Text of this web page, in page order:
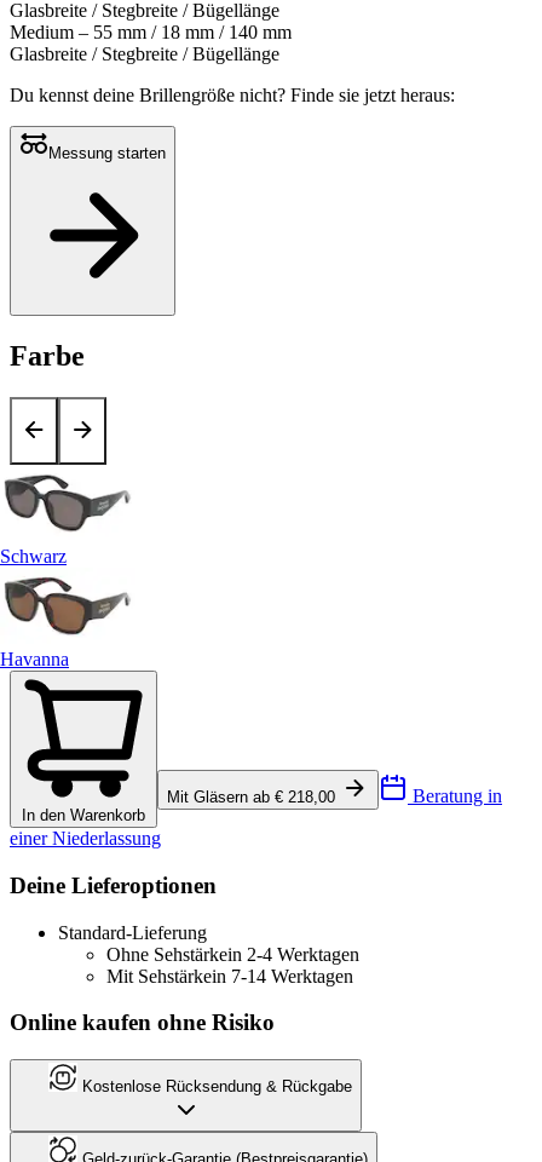
Glasbreite / Stegbreite / Bügellänge
Medium – 55 mm / 18 mm / 140 mm
Glasbreite / Stegbreite / Bügellänge
Du kennst deine Brillengröße nicht? Finde sie jetzt heraus:
Messung starten
Farbe
Schwarz
Havanna
In den Warenkorb
Mit Gläsern ab € 218,00 Beratung in
einer Niederlassung
Deine Lieferoptionen
Standard-Lieferung
Ohne Sehstärkein 2-4 Werktagen
Mit Sehstärkein 7-14 Werktagen
Online kaufen ohne Risiko
Kostenlose Rücksendung & Rückgabe